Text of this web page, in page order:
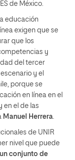
de México.
educación
exigen que se
que los
y
del tercer
y el
porque se
en línea en el
en el de las
Manuel Herrera.
de UNIR
nivel que puede
conjunto de